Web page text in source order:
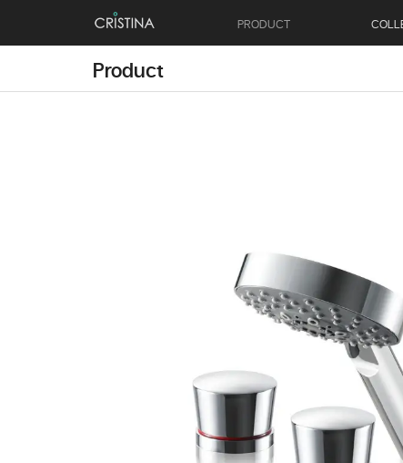
PRODUCT
Product